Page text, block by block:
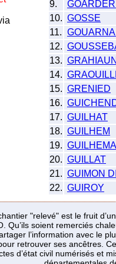
9.
10. GOSSE
11.
12.
13.
14.
15. GRENIED
16.
17. GUILHAT
18. GUILHEM
19.
20. GUILLAT
21. GUIMON
22. GUIROY
"relevé" est le fruit
Qu’ils soient remerciés
l’information avec le
retrouver ses ancêtres.
d’état civil numérisés et